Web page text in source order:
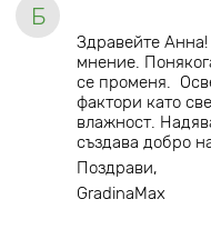
Б
Здравейте
мнение.
се променя.
фактори като
влажност.
създава добро
Поздрави,
GradinaMax